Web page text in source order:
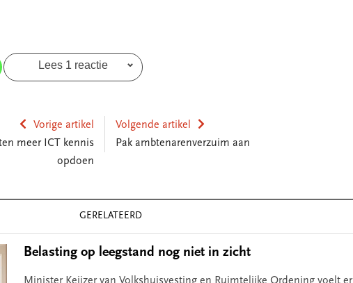
Lees 1 reactie
Vorige artikel
meer ICT kennis
opdoen
Volgende artikel
Pak ambtenarenverzuim aan
GERELATEERD
Belasting op leegstand nog niet in zicht